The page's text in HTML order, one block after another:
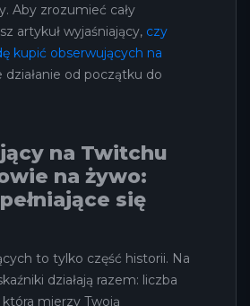
Aby zrozumieć cały
artykuł wyjaśniający, czy
kupić obserwujących na
działanie od początku do
na Twitchu
na żywo:
się
to tylko część historii. Na
działają razem: liczba
mierzy Twoją